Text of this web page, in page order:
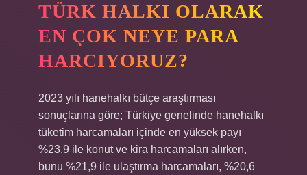
TÜRK HALKI OLARAK
EN ÇOK NEYE PARA
HARCIYORUZ?
2023 yılı hanehalkı bütçe araştırması
sonuçlarına göre; Türkiye genelinde hanehalkı
tüketim harcamaları içinde en yüksek payı
%23,9 ile konut ve kira harcamaları alırken,
bunu %21,9 ile ulaştırma harcamaları, %20,6